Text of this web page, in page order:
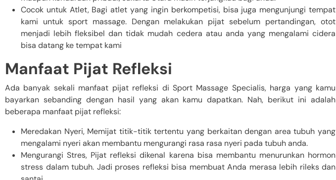
Cocok untuk Atlet, Bagi atlet yang ingin berkompetisi, bisa juga mengunjungi tempat
kami untuk sport massage. Dengan melakukan pijat sebelum pertandingan, otot
menjadi lebih fleksibel dan tidak mudah cedera atau anda yang mengalami cidera
bisa datang ke tempat kami
Manfaat Pijat Refleksi
Ada banyak sekali manfaat pijat refleksi di Sport Massage Specialis, harga yang kamu
bayarkan sebanding dengan hasil yang akan kamu dapatkan. Nah, berikut ini adalah
beberapa manfaat pijat refleksi:
Meredakan Nyeri, Memijat titik-titik tertentu yang berkaitan dengan area tubuh yang
mengalami nyeri akan membantu mengurangi rasa rasa nyeri pada tubuh anda.
Mengurangi Stres, Pijat refleksi dikenal karena bisa membantu menurunkan hormon
stress dalam tubuh. Jadi proses refleksi bisa membuat Anda merasa lebih rileks dan